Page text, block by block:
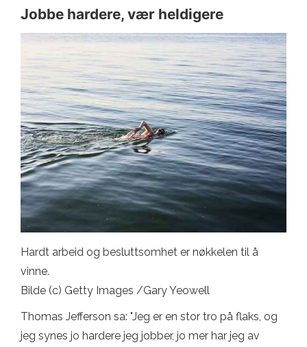
Jobbe hardere, vær heldigere
Hardt arbeid og besluttsomhet er nøkkelen til å
vinne.
Bilde (c) Getty Images /Gary Yeowell
Thomas Jefferson sa: "Jeg er en stor tro på flaks, og
jeg synes jo hardere jeg jobber, jo mer har jeg av